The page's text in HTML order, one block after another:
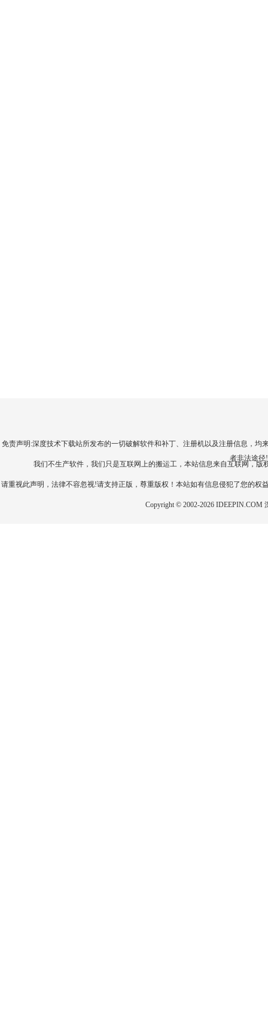
免责声明:深度技术下载站所发布的一切破解软件和补丁、注册机以及注册信息，
者非法途径
我们不生产软件，我们只是互联网上的搬运工，本站信息来自互联网，
请重视此声明，法律不容忽视!请支持正版，尊重版权！本站如有信息侵犯了您的
Copyright © 2002-2026